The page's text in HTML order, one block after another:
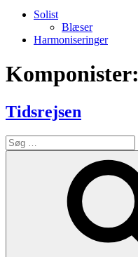
Solist
Blæser
Harmoniseringer
Komponister:
Tidsrejsen
Søg
efter: